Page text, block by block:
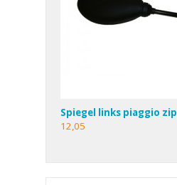
Spiegel links piaggio zip
12,05